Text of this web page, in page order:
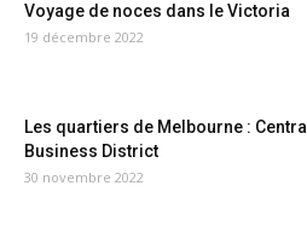
Voyage de noces dans le Victoria
19 décembre 2022
Les quartiers de Melbourne : Central
Business District
30 novembre 2022